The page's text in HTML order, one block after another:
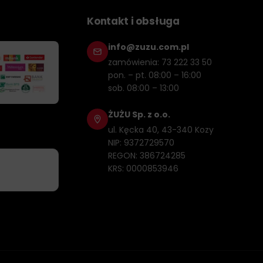
Kontakt i obsługa
info@zuzu.com.pl
zamówienia: 73 222 33 50
pon. – pt. 08:00 – 16:00
sob. 08:00 – 13:00
ŻUŻU Sp. z o.o.
ul. Kęcka 40, 43-340 Kozy
NIP: 9372729570
REGON: 386724285
KRS: 0000853946